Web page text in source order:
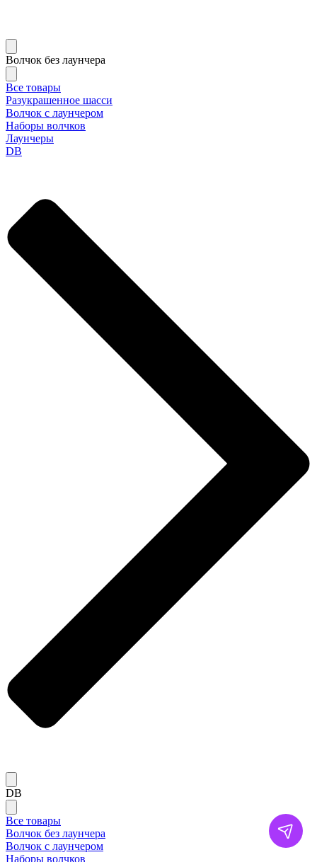
Волчок без лаунчера
Все товары
Разукрашенное шасси
Волчок с лаунчером
Наборы волчков
Лаунчеры
DB
DB
Все товары
Волчок без лаунчера
Волчок с лаунчером
Наборы волчков